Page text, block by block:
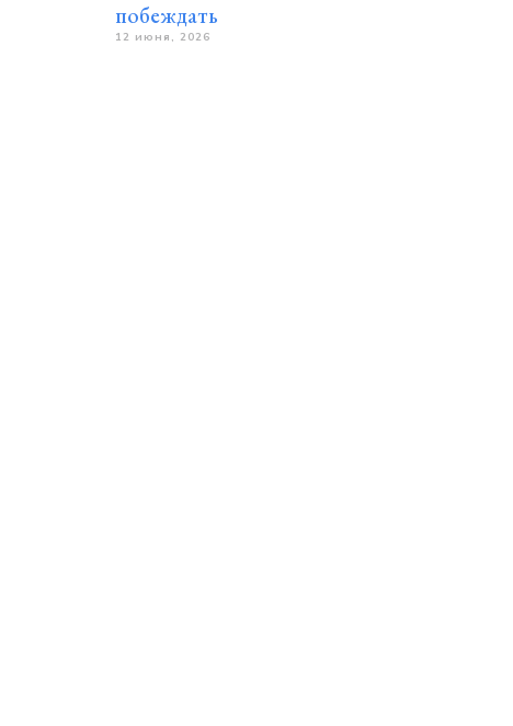
побеждать
12 июня, 2026